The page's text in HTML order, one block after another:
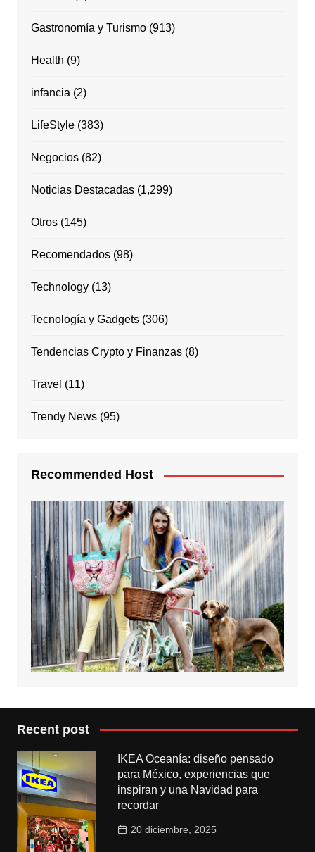
Gastronomía y Turismo(913)
Health (9)
infancia (2)
LifeStyle(383)
Negocios(82)
Noticias Destacadas(1,299)
Otros(145)
Recomendados(98)
Technology(13)
Tecnología y Gadgets(306)
Tendencias Crypto y Finanzas(8)
Travel (11)
Trendy News(95)
Recommended Host
Recent post
IKEA Oceanía: diseño pensado
para México, experiencias que
inspiran y una Navidad para
recordar
20 diciembre, 2025